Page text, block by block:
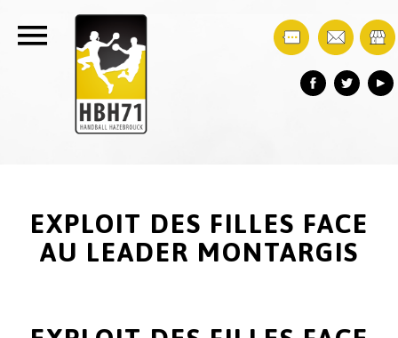
EXPLOIT DES FILLES FACE
AU LEADER MONTARGIS